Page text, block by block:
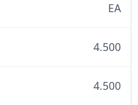
EA
4.500
4.500